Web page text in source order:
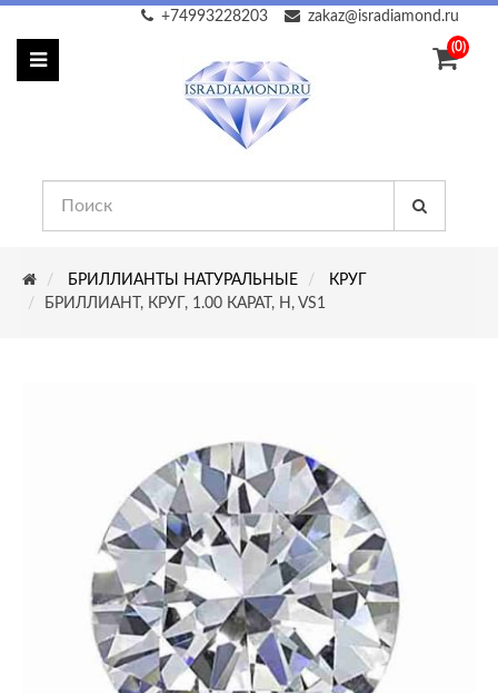
zakaz@isradiamond.ru
+74993228203
(0)
БРИЛЛИАНТЫ НАТУРАЛЬНЫЕ
КРУГ
БРИЛЛИАНТ, КРУГ, 1.00 КАРАТ, H, VS1